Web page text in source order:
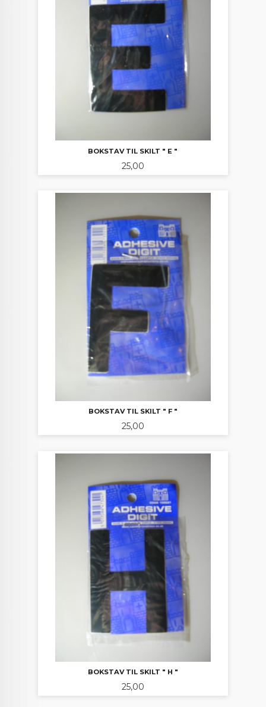
BOKSTAV TIL SKILT " E "
Pris
25,00
BOKSTAV TIL SKILT " F "
Pris
25,00
BOKSTAV TIL SKILT " H "
Pris
25,00